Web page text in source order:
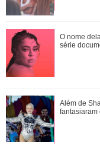
Ariana
corpo
Ariana
pausar a
O nome
série
Além de
fantasiaram